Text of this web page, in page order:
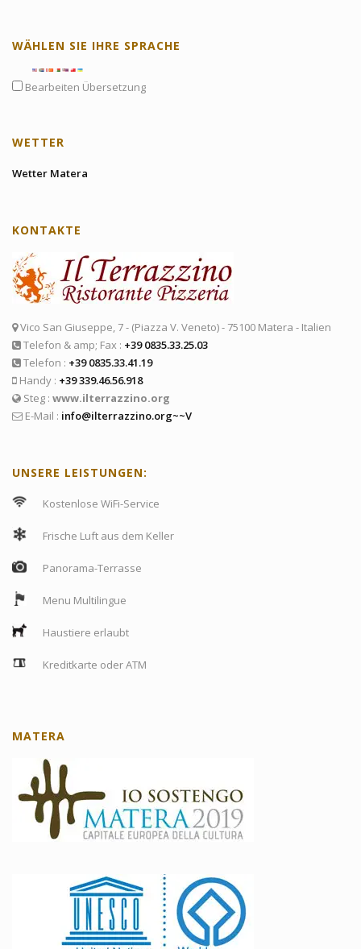
WÄHLEN SIE IHRE SPRACHE
Bearbeiten Übersetzung
WETTER
Wetter Matera
KONTAKTE
Vico San Giuseppe, 7 - (Piazza V. Veneto) - 75100 Matera - Italien
Telefon & amp; Fax : +39 0835.33.25.03
Telefon : +39 0835.33.41.19
Handy : +39 339.46.56.918
Steg : www.ilterrazzino.org
E-Mail : info@ilterrazzino.org~~V
UNSERE LEISTUNGEN:
Kostenlose WiFi-Service
Frische Luft aus dem Keller
Panorama-Terrasse
Menu Multilingue
Haustiere erlaubt
Kreditkarte oder ATM
MATERA